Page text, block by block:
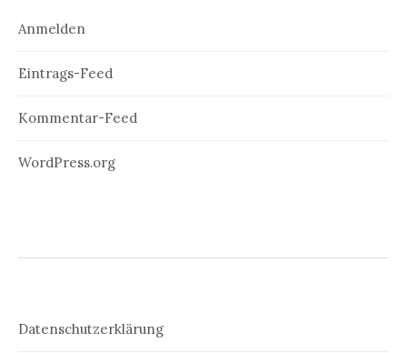
Anmelden
Eintrags-Feed
Kommentar-Feed
WordPress.org
Datenschutzerklärung